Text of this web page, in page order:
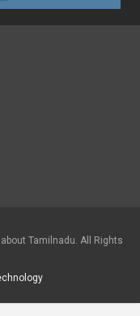
Tamilnadu. All Rights